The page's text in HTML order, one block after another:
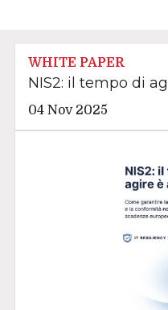
WHITE PAPER
NIS2: il tempo di
04 Nov 2025